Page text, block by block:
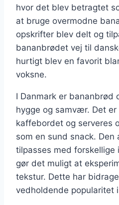
hvor det blev betragtet
at bruge overmodne
opskrifter blev delt og
bananbrødet vej til
hurtigt blev en favorit
voksne.
I Danmark er bananbrød
hygge og samvær. Det
kaffebordet og serveres
som en sund snack. Den
tilpasses med forskellige
gør det muligt at
tekstur. Dette har
vedholdende popularitet